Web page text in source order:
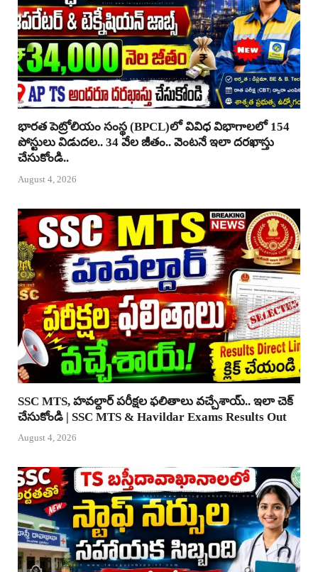
భారత పెట్రోలియం సంస్థ (BPCL)లో వివిధ విభాగాలలో 154
పోస్టులు విడుదల.. 34 వేల జీతం.. వెంటనే ఇలా దరఖాస్తు
చేసుకోండి..
August 4, 2026
SSC MTS, హవల్దార్ పరీక్షల ఫలితాలు వచ్చేశాయ్.. ఇలా చెక్
చేసుకోండి | SSC MTS & Havildar Exams Results Out
August 4, 2026